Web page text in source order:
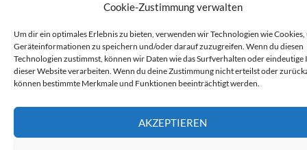
Cookie-Zustimmung verwalten
Um dir ein optimales Erlebnis zu bieten, verwenden wir Technologien wie Cookies,
Geräteinformationen zu speichern und/oder darauf zuzugreifen. Wenn du diesen
Technologien zustimmst, können wir Daten wie das Surfverhalten oder eindeutige
dieser Website verarbeiten. Wenn du deine Zustimmung nicht erteilst oder
können bestimmte Merkmale und Funktionen beeinträchtigt werden.
AKZEPTIEREN